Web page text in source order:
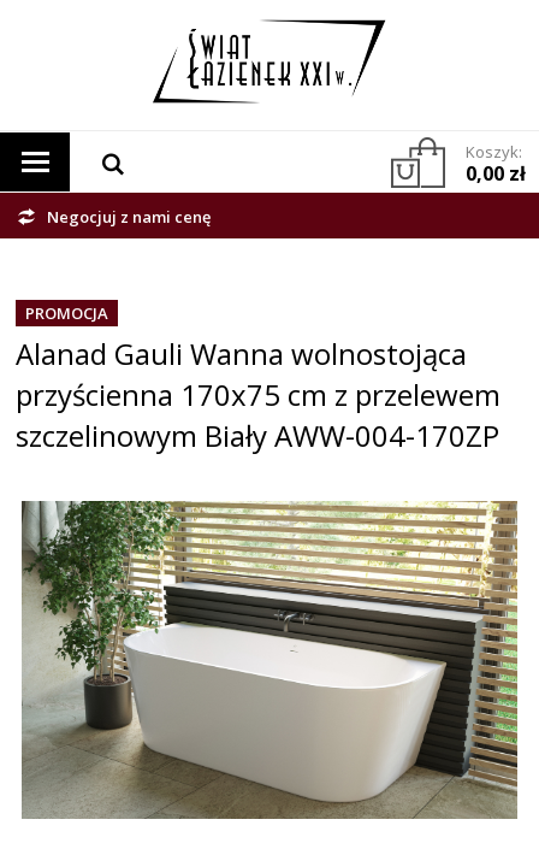
Koszyk:
0,00 zł
Negocjuj z nami cenę
PROMOCJA
Alanad Gauli Wanna wolnostojąca
przyścienna 170x75 cm z przelewem
szczelinowym Biały AWW-004-170ZP